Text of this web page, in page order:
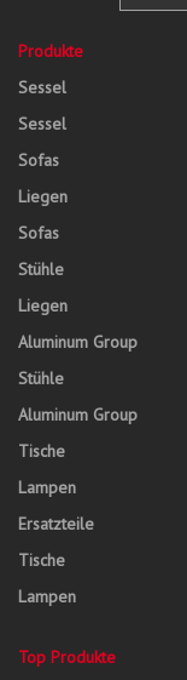
Produkte
Sessel
Sessel
Sofas
Liegen
Sofas
Stühle
Liegen
Aluminum Group
Stühle
Aluminum Group
Tische
Lampen
Ersatzteile
Tische
Lampen
Top Produkte